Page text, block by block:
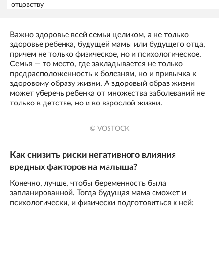
отцовству
Важно здоровье всей семьи целиком, а не только
здоровье ребенка, будущей мамы или будущего отца,
причем не только физическое, но и психологическое.
Семья — то место, где закладывается не только
предрасположенность к болезням, но и привычка к
здоровому образу жизни. А здоровый образ жизни
может уберечь ребенка от множества заболеваний не
только в детстве, но и во взрослой жизни.
© VOSTOCK
Как снизить риски негативного влияния
вредных факторов на малыша?
Конечно, лучше, чтобы беременность была
запланированной. Тогда будущая мама сможет и
психологически, и физически подготовиться к ней: